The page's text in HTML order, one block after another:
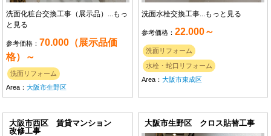
洗面化粧台交換工事（展示品）...もっ
と見る
参考価格： 70.000（展示品価
格）～
洗面リフォーム
Area：大阪市生野区
洗面水栓交換工事...もっと見る
参考価格：22.000～
洗面リフォーム
水栓・蛇口リフォーム
Area：大阪市東成区
大阪市西区 賃貸マンション
改修工事
大阪市生野区 クロス貼替工事